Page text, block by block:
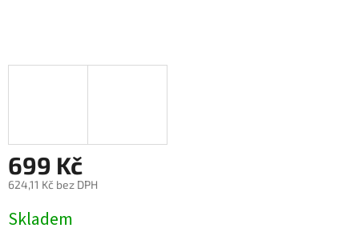
699 Kč
624,11 Kč bez DPH
cena:
Skladem